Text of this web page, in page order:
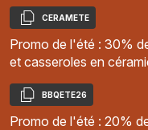
Copier
CERAMETE
Promo de l'été : 30%
et casseroles en
Copier
BBQETE26
Promo de l'été : 20%